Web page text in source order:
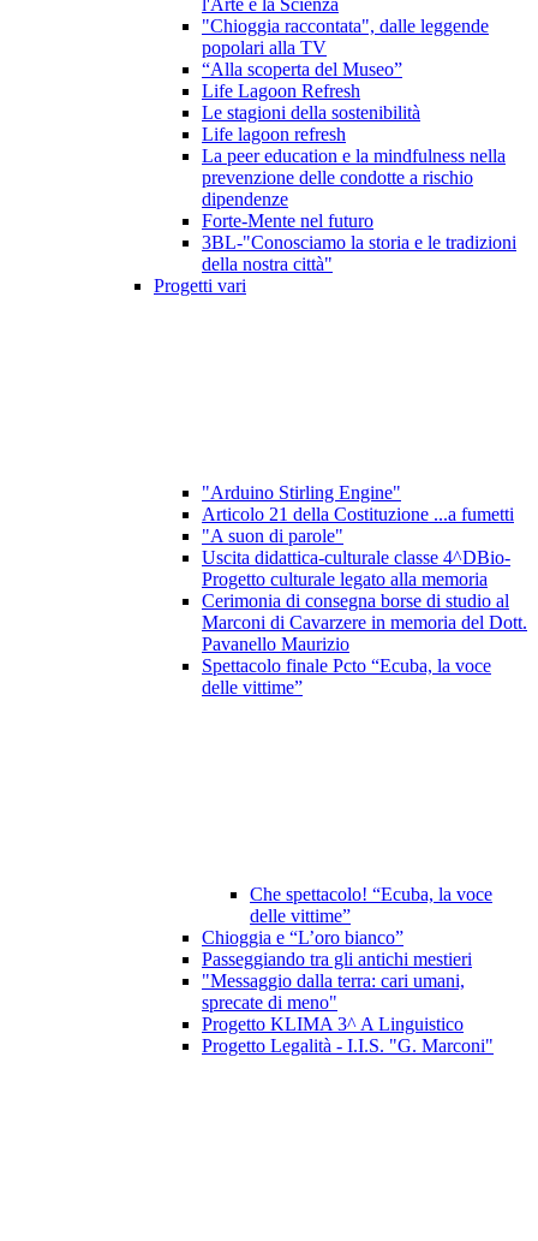
l'Arte e la Scienza
"Chioggia raccontata", dalle leggende
popolari alla TV
“Alla scoperta del Museo”
Life Lagoon Refresh
Le stagioni della sostenibilità
Life lagoon refresh
La peer education e la mindfulness nella
prevenzione delle condotte a rischio
dipendenze
Forte-Mente nel futuro
3BL-"Conosciamo la storia e le tradizioni
della nostra città"
Progetti vari
"Arduino Stirling Engine"
Articolo 21 della Costituzione ...a fumetti
"A suon di parole"
Uscita didattica-culturale classe 4^DBio-
Progetto culturale legato alla memoria
Cerimonia di consegna borse di studio al
Marconi di Cavarzere in memoria del Dott.
Pavanello Maurizio
Spettacolo finale Pcto “Ecuba, la voce
delle vittime”
Che spettacolo! “Ecuba, la voce
delle vittime”
Chioggia e “L’oro bianco”
Passeggiando tra gli antichi mestieri
"Messaggio dalla terra: cari umani,
sprecate di meno"
Progetto KLIMA 3^ A Linguistico
Progetto Legalità - I.I.S. "G. Marconi"